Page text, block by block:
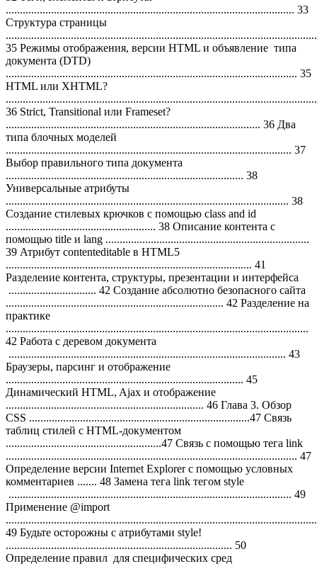
...................................................................................................... 33
Структура страницы
35 Режимы отображения, версии HTML и объявление типа
документа (DTD)
....................................................................................................... 35
HTML или XHTML?
36 Strict, Transitional или Frameset?
.......................................................................................... 36 Два
типа блочных моделей
..................................................................................................... 37
Выбор правильного типа документа
.................................................................................... 38
Универсальные атрибуты
.................................................................................................... 38
Создание стилевых крючков с помощью class and id
..................................................... 38 Описание контента с
помощью title и lang ........................................................................
39 Атрибут contenteditable в HTML5
....................................................................................... 41
Разделение контента, структуры, презентации и интерфейса
............................... 42 Создание абсолютно безопасного сайта
............................................................................. 42 Разделение на
практике
...........................................................................................................
42 Работа с деревом документа
.................................................................................................. 43
Браузеры, парсинг и отображение
.................................................................................... 45
Динамический HTML, Ajax и отображение
...................................................................... 46 Глава 3. Обзор
CSS ..............................................................................47 Связь
таблиц стилей с HTML-документом
.......................................................47 Связь с помощью тега link
....................................................................................................... 47
Определение версии Internet Explorer с помощью условных
комментариев ....... 48 Замена тега link тегом style
.................................................................................................... 49
Применение @import
49 Будьте осторожны с атрибутами style!
................................................................................ 50
Определение правил для специфических сред